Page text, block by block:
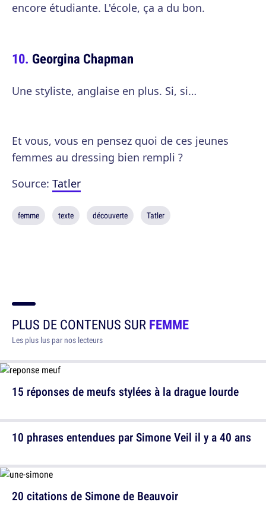
encore étudiante. L'école, ça a du bon.
Georgina Chapman
Une styliste, anglaise en plus. Si, si…
Et vous, vous en pensez quoi de ces jeunes
femmes au dressing bien rempli ?
Source: Tatler
femme texte découverte Tatler
PLUS DE CONTENUS SURFEMME
Les plus lus par nos lecteurs
15 réponses de meufs stylées à la drague lourde
20 citations de Simone de Beauvoir
10 phrases entendues par Simone Veil il y a 40 ans